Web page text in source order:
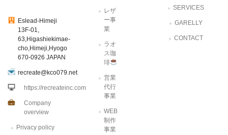
Eslead-Himeji
13F-01,
63,Higashiekimae-
cho,Himeji,Hyogo
670-0926 JAPAN
recreate@kco079.net
https://recreateinc.com
Company
overview
Privacy policy
レザ
ー事
業
ラオ
ス珈
琲
営業
代行
事業
WEB
制作
事業
SERVICES
GARELLY
CONTACT